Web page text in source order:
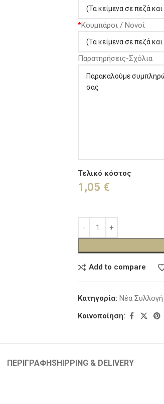
*Κουμπάροι / Νονοί
Παρατηρήσεις-Σχόλια
Τελικό κόστος
1,05 €
Add to compare
Κατηγορία: Νέα Συλλογή
Κοινοποίηση:
ΠΕΡΙΓΡΑΦΉSHIPPING & DELIVERY